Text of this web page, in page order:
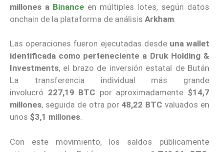
millones a Binance en múltiples lotes, según datos
onchain de la plataforma de análisis Arkham
Las operaciones fueron ejecutadas desde una wallet
identificada como perteneciente a Druk Holding &
Investments, el brazo de inversión estatal de Bután
La transferencia individual más grande
involucró 227,19 BTC por aproximadamente $14,7
millones, seguida de otra por 48,22 BTC valuados en
unos $3,1 millones.
Con este movimiento, los saldos públicamente